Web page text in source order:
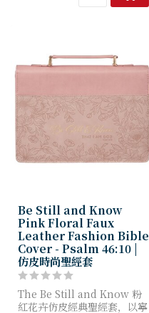
Be Still and Know
Pink Floral Faux
Leather Fashion Bible
Cover - Psalm 46:10 |
仿皮時尚聖經套
The Be Still and Know 粉
紅花卉仿皮經典聖經套，以寧